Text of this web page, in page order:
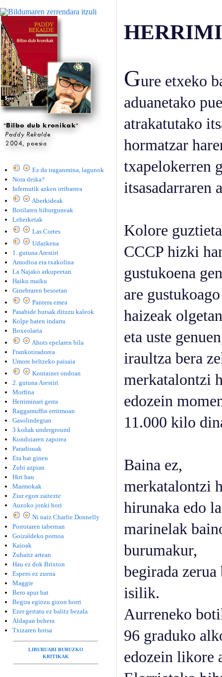
Ez da iraganmina, lagunok
Nora deika?
Infernutik azken irribarrea
Aberkideak
Botilaren bihurguneak
Leherketak
Las Cortes
Udazkena
1. gutuna Arestiri
Amodioa eta txakolina
La Najako arkupeetan
Haiku maiku
Ginebraren besoetan
Pantera emea
Pasabide hutsak dituzu kaleok
Kolpe baten indarra
Boxeolaria
Ahots epelaren bila
Frankotiradorea
Umore beltzeko paisaia
Kontainer ondoan
2. gutuna Arestiri
Morfina
Herriminari gerra
Raggamuffin erritmoan
Gasolindegian
3 koñak underground
Kondoiaren zaporea
Paradisuak
Eta bat ginen
Zubi azpian
Hiri hau
Marmokak
Ziur egon zaitezte
Auzoko jonki hori
Ni naiz Charlie Donnelly
Porrotaren tabernan
Goizaldeko pornoa
Kaioak
Zuhaitz artean
Hau ez dok Brixton
Espero ez zuena
Maggie
Bero apur bat
Begira egiozu gizon horri
Ezer gertatu ez balitz bezala
Aldapan behera
Txizaren hotsa
LIBURUARI BURUZKO
KRITIKAK
Gure etxeko
aduanetako
atrakatutako
hormatzar
txapelokerren
itsasadarraren
Kolore
CCCP hizki
gustukoena
are gustukoago
haizeak
eta uste
iraultza bera
merkatalontzi
edozein
11.000 kilo
Baina ez,
merkatalontzi
hirunaka edo
marinelak
burumakur,
begirada
isilik.
Aurreneko
96 graduko
edozein likore